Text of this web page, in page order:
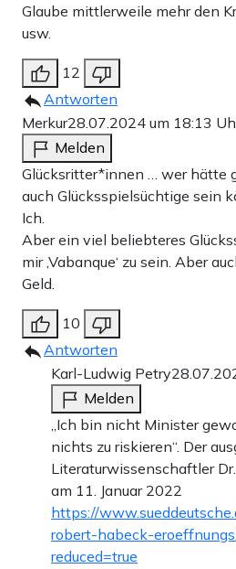
Glaube mittlerweile mehr den
usw.
12
Antworten
Merkur28.07.2024 um 18:13
Melden
Glücksritter*innen … wer hätte
auch Glücksspielsüchtige sein
Ich.
Aber ein viel beliebteres
mir ‚Vabanque‘ zu sein. Aber
Geld.
10
Antworten
Karl-Ludwig Petry
Melden
„Ich bin nicht Minister
nichts zu riskieren“. Der
Literaturwissenschaftler
am 11. Januar 2022
https://
robert-habeck-
reduced=true